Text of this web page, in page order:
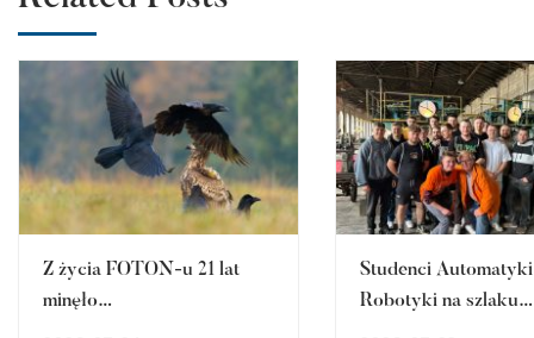
Z życia FOTON-u 21 lat
minęło…
Studenci
Robotyki na szlaku